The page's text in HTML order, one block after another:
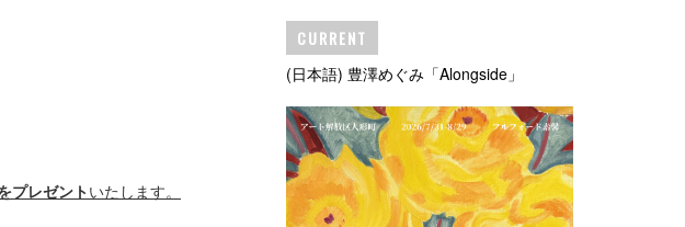
プレゼントいたします。
CURRENT
(日本語) 豊澤めぐみ「Alongside」